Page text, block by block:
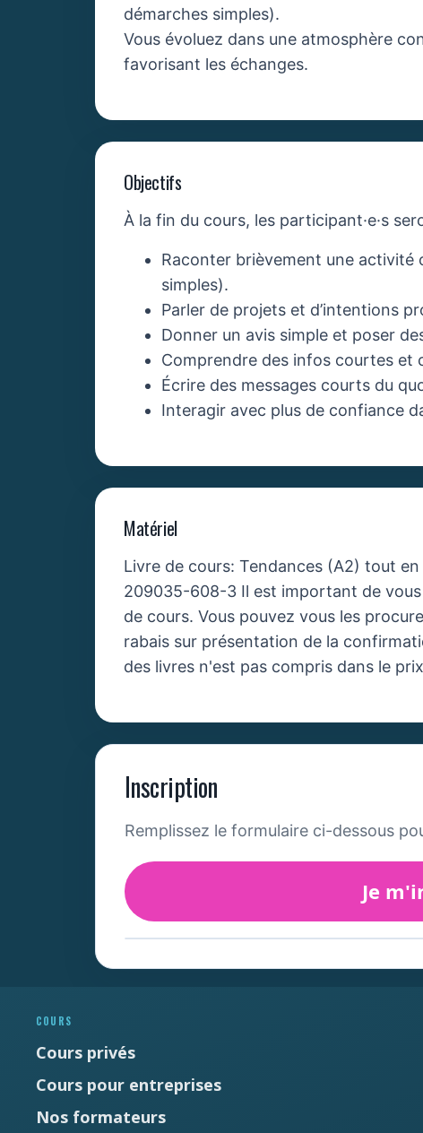
démarches simples).
Vous évoluez dans une atmosphère
favorisant les échanges.
Objectifs
À la fin du cours, les participant·e·s
Raconter brièvement une activité
simples).
Parler de projets et d’intentions
Donner un avis simple et poser
Comprendre des infos courtes et
Écrire des messages courts du
Interagir avec plus de confiance
Matériel
Livre de cours: Tendances (A2) tout
209035-608-3 Il est important de
de cours. Vous pouvez vous les
rabais sur présentation de la
des livres n'est pas compris dans le
Inscription
Remplissez le formulaire ci-dessous
Je
COURS
Cours privés
Cours pour entreprises
Nos formateurs
Newsletter
fidèles abonnés.
E-mail*
Prénom*